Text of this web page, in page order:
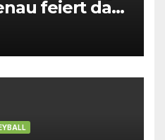
feiert das